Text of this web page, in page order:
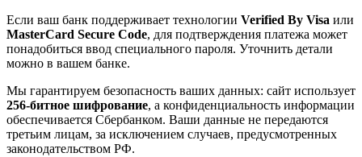
Если ваш банк поддерживает технологии Verified By Visa или
MasterCard Secure Code, для подтверждения платежа может
понадобиться ввод специального пароля. Уточнить детали
можно в вашем банке.
Мы гарантируем безопасность ваших данных: сайт использует
256-битное шифрование, а конфиденциальность информации
обеспечивается Сбербанком. Ваши данные не передаются
третьим лицам, за исключением случаев, предусмотренных
законодательством РФ.